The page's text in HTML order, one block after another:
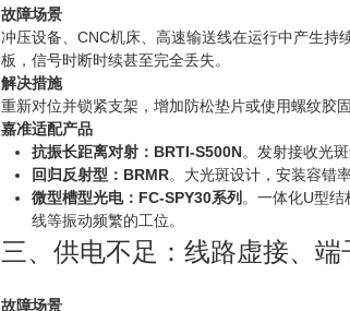
故障场景
冲压设备、CNC机床、高速输送线在运行中产生
板，信号时断时续甚至完全丢失。
解决措施
重新对位并锁紧支架，增加防松垫片或使用螺纹胶
嘉准适配产品
抗振长距离对射：BRTI-S500N。发射接收光
回归反射型：BRMR。大光斑设计，安装容错
微型槽型光电：FC-SPY30系列 。一体化U型
线等振动频繁的工位。
三、供电不足：线路虚接、端
故障场景